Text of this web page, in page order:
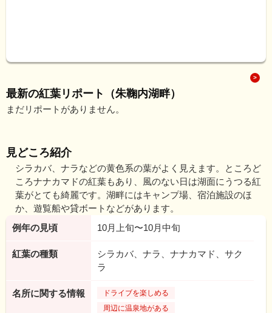
最新の紅葉リポート（朱鞠内湖畔）
まだリポートがありません。
見どころ紹介
シラカバ、ナラなどの黄色系の葉がよく見えます。ところど
ころナナカマドの紅葉もあり、風のない日は湖面にうつる紅
葉がとても綺麗です。湖畔にはキャンプ場、宿泊施設のほ
か、遊覧船や貸ボートなどがあります。
例年の見頃
10月上旬〜10月中旬
紅葉の種類
シラカバ、ナラ、ナナカマド、サク
ラ
名所に関する情報
ドライブを楽しめる
周辺に温泉地がある